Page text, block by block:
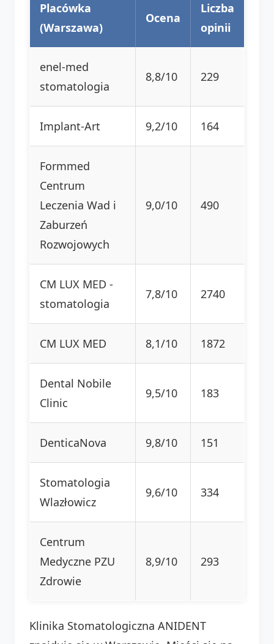
Placówka
(Warszawa)
Ocena
Liczba
opinii
enel-med
stomatologia
8,8/10 229
Implant-Art 9,2/10 164
Formmed
Centrum
Leczenia Wad i
Zaburzeń
Rozwojowych
9,0/10 490
CM LUX MED -
stomatologia
7,8/10 2740
CM LUX MED 8,1/10 1872
Dental Nobile
Clinic
9,5/10 183
DenticaNova 9,8/10 151
Stomatologia
Wlazłowicz
9,6/10 334
Centrum
Medyczne PZU
Zdrowie
8,9/10 293
Klinika Stomatologiczna ANIDENT